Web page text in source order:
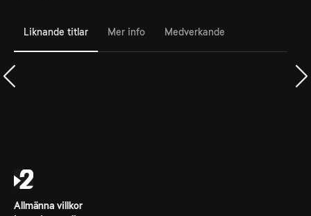
Liknande titlar Mer info Medverkande
Allmänna villkor